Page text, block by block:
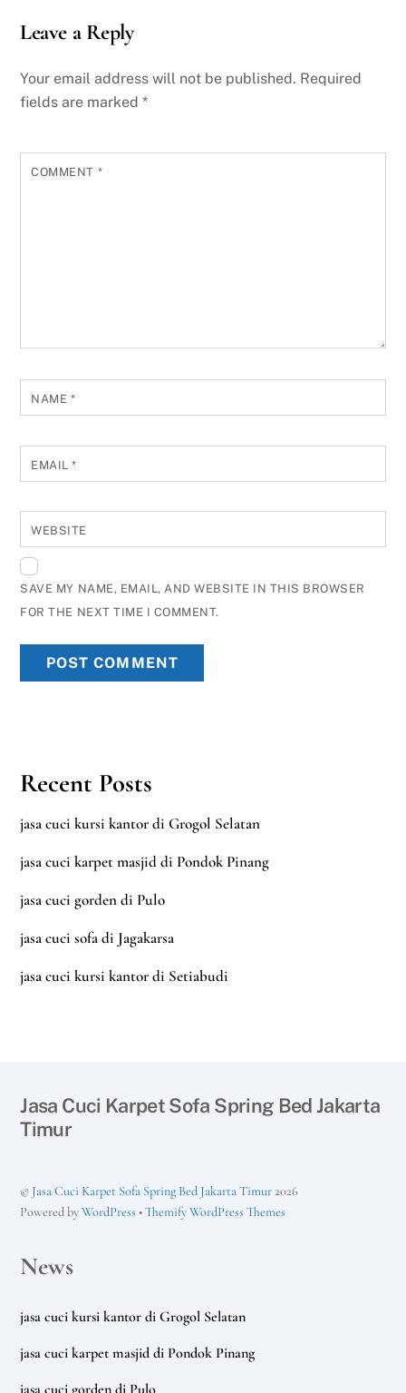
Leave a Reply
Your email address will not be published. Required
fields are marked*
COMMENT *
NAME *
EMAIL*
WEBSITE
SAVE MY NAME, EMAIL, AND WEBSITE IN THIS BROWSER
FOR THE NEXT TIME I COMMENT.
Recent Posts
jasa cuci kursi kantor di Grogol Selatan
jasa cuci karpet masjid di Pondok Pinang
jasa cuci gorden di Pulo
jasa cuci sofa di Jagakarsa
jasa cuci kursi kantor di Setiabudi
Jasa Cuci Karpet Sofa Spring Bed Jakarta
Timur
© Jasa Cuci Karpet Sofa Spring Bed Jakarta Timur2026
Powered byWordPress •Themify WordPress Themes
News
jasa cuci kursi kantor di Grogol Selatan
jasa cuci karpet masjid di Pondok Pinang
jasa cuci gorden di Pulo